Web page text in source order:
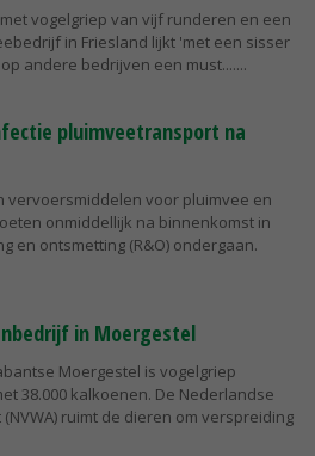
vogelgriep van vijf runderen en een
in Friesland lijkt 'met een sisser
andere bedrijven een must....
pluimveetransport na
vervoersmiddelen voor pluimvee en
onmiddellijk na binnenkomst in
en ontsmetting (R&O) ondergaan.
in Moergestel
Moergestel is vogelgriep
38.000 kalkoenen. De Nederlandse
ruimt de dieren om verspreiding